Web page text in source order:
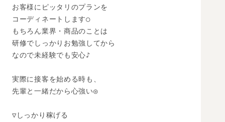
お客様にピッタリのプランを
コーディネートします○
もちろん業界・商品のことは
研修でしっかりお勉強してから
なので未経験でも安心♪
実際に接客を始める時も、
先輩と一緒だから心強い◎
▽しっかり稼げる